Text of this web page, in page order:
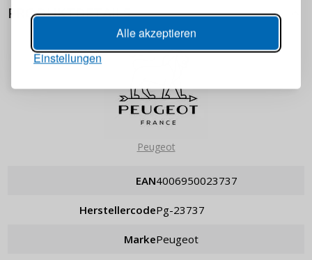
Alle akzeptieren
Einstellungen
PRODUKTDETAILS
Peugeot
EAN 4006950023737
Herstellercode pg-23737
Marke Peugeot
Passwort erinnern